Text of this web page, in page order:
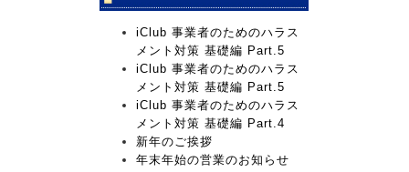
iClub 事業者のためのハラス
メント対策 基礎編 Part.5
iClub 事業者のためのハラス
メント対策 基礎編 Part.5
iClub 事業者のためのハラス
メント対策 基礎編 Part.4
新年のご挨拶
年末年始の営業のお知らせ